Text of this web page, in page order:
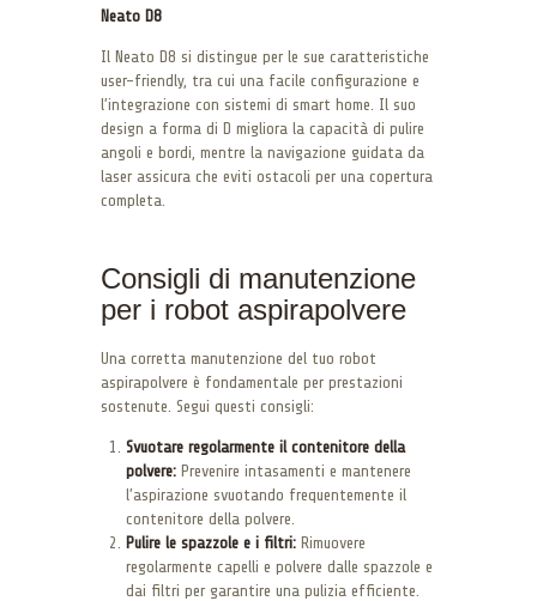
Neato D8
Il Neato D8 si distingue per le sue caratteristiche
user-friendly, tra cui una facile configurazione e
l’integrazione con sistemi di smart home. Il suo
design a forma di D migliora la capacità di pulire
angoli e bordi, mentre la navigazione guidata da
laser assicura che eviti ostacoli per una copertura
completa.
Consigli di manutenzione
per i robot aspirapolvere
Una corretta manutenzione del tuo robot
aspirapolvere è fondamentale per prestazioni
sostenute. Segui questi consigli:
Svuotare regolarmente il contenitore della
polvere: Prevenire intasamenti e mantenere
l’aspirazione svuotando frequentemente il
contenitore della polvere.
Pulire le spazzole e i filtri: Rimuovere
regolarmente capelli e polvere dalle spazzole e
dai filtri per garantire una pulizia efficiente.